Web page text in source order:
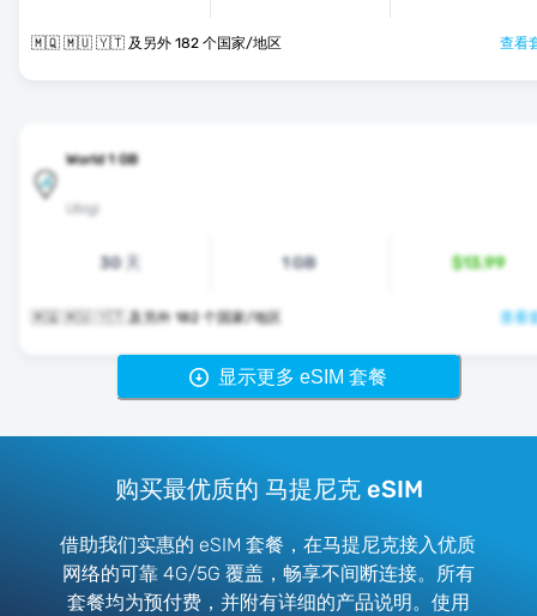
🇲🇶 🇲🇺 🇾🇹 及另外 182 个国家/地区 查看
World 1 GB
Ubigi
30 天 1 GB $13.99
🇲🇶 🇲🇺 🇾🇹 及另外 182 个国家/地区 查看
显示更多 eSIM 套餐
购买最优质的 马提尼克 eSIM
借助我们实惠的 eSIM 套餐，在马提尼克接入优质
网络的可靠 4G/5G 覆盖，畅享不间断连接。所有
套餐均为预付费，并附有详细的产品说明。使用